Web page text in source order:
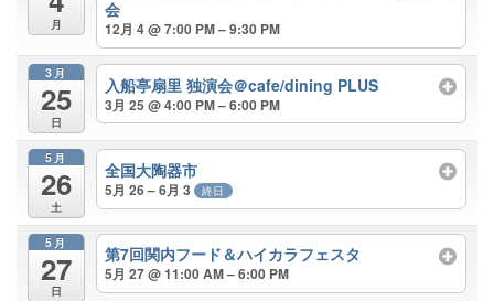
月
会
12月 4 @ 7:00 PM – 9:30 PM
3月
25
日
入船亭扇里 独演会＠cafe/dining PLUS
3月 25 @ 4:00 PM – 6:00 PM
5月
26
土
全国大陶器市
5月 26 – 6月 3 終日
5月
27
日
第7回関内フード＆ハイカラフェスタ
5月 27 @ 11:00 AM – 6:00 PM